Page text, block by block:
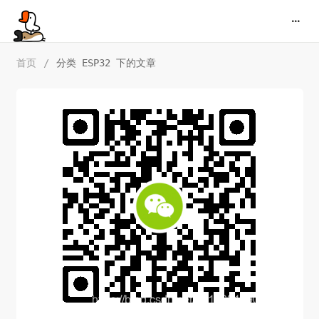
首页 / 分类 ESP32 下的文章